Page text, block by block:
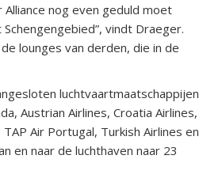
nog even geduld moet
vindt Draeger.
lounges van derden, die in de
luchtvaartmaatschappijen
Austrian Airlines, Croatia Airlines,
TAP Air Portugal, Turkish Airlines en
en naar de luchthaven naar 23